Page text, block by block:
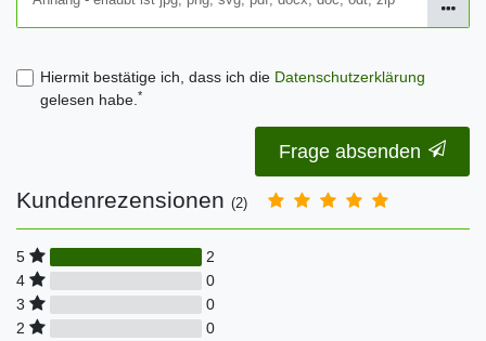
Hiermit bestätige ich, dass ich die Daten­schutz­erklärung
gelesen habe.*
Frage absenden
Kundenrezensionen (2)
5
2
4
0
3
0
2
0